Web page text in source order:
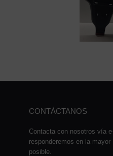
CONTÁCTANOS
Contacta con nosotros vía
responderemos en la mayor
posible.